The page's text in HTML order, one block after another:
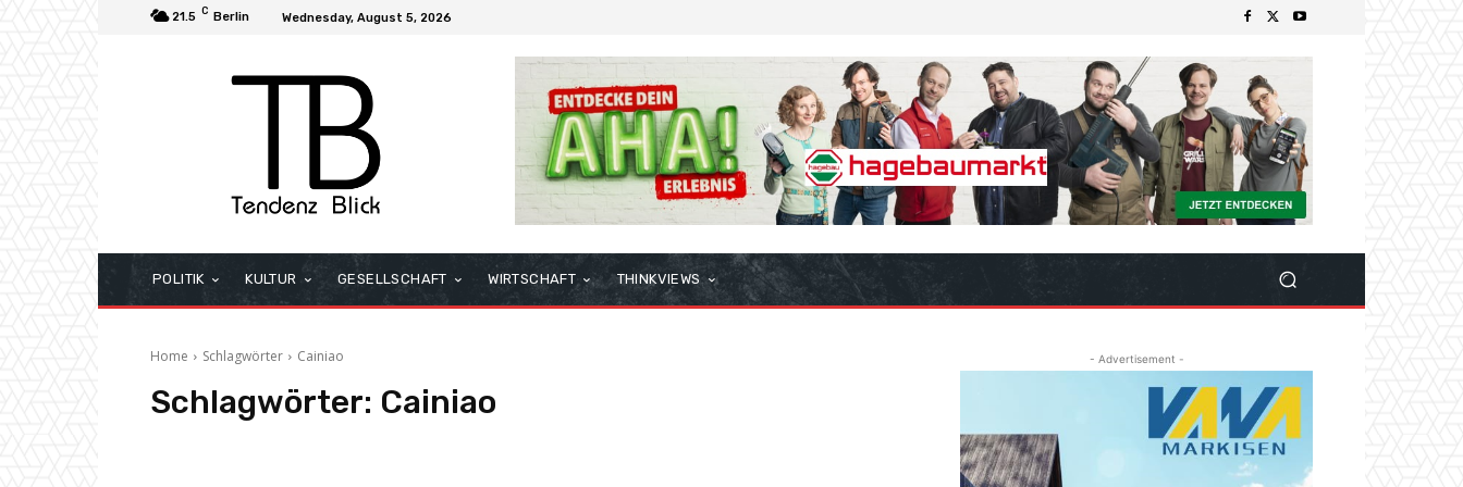
21.5 C Berlin Wednesday, August 5, 2026
POLITIK KULTUR GESELLSCHAFT WIRTSCHAFT THINKVIEWS
Home Schlagwörter Cainiao
Schlagwörter: Cainiao
- Advertisement -